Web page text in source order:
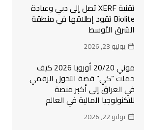
تقنية XERF تصل إلى دبي وعيادة
Biolite تقود إطلاقها في منطقة
الشرق الأوسط
يوليو 23, 2026
موني 20/20 أوروبا 2026 كيف
حملت “كي” قصة التحول الرقمي
في العراق إلى أكبر منصة
للتكنولوجيا المالية في العالم
يوليو 22, 2026